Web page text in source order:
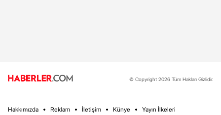
© Copyright 2026 Tüm Hakları Gizlidir.
Hakkımızda Reklam İletişim Künye Yayın İlkeleri